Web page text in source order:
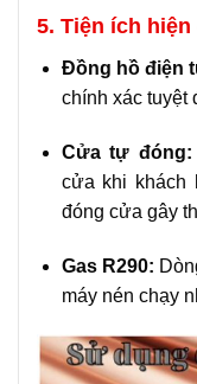
5. Tiện ích
Đồng hồ điện
chính xác tuyệt
Cửa tự đóng:
cửa khi khách
đóng cửa gây
Gas R290:
máy nén chạy